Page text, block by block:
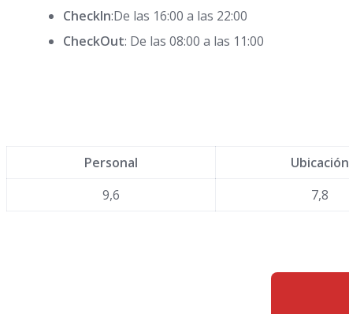
CheckIn:De las 16:00 a las 22:00
CheckOut: De las 08:00 a las 11:00
Personal Ubicación
9,6
7,8